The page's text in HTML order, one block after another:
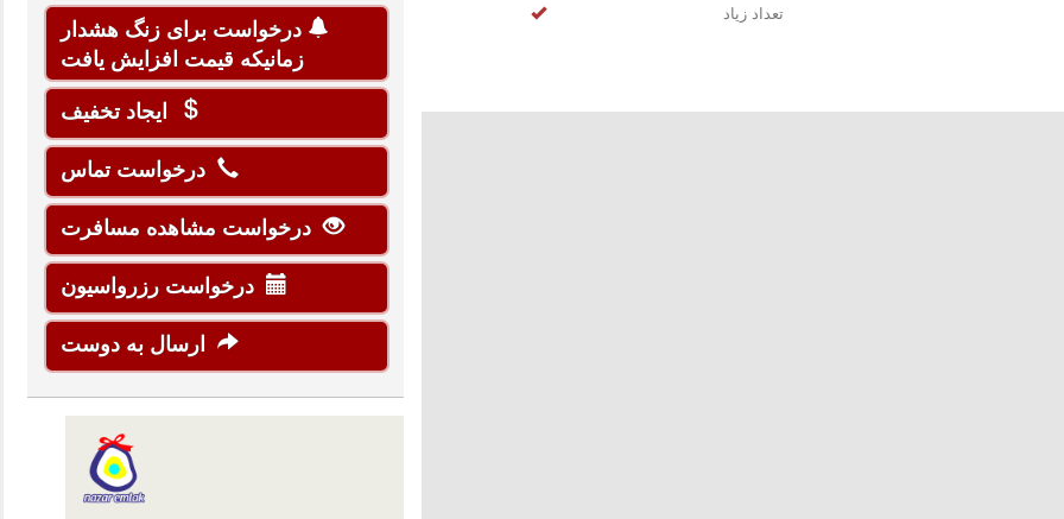
تعداد زیاد
درخواست برای زنگ هشدار
زمانیکه قیمت افزایش یافت
ایجاد تخفیف
درخواست تماس
درخواست مشاهده مسافرت
درخواست رزرواسیون
ارسال به دوست